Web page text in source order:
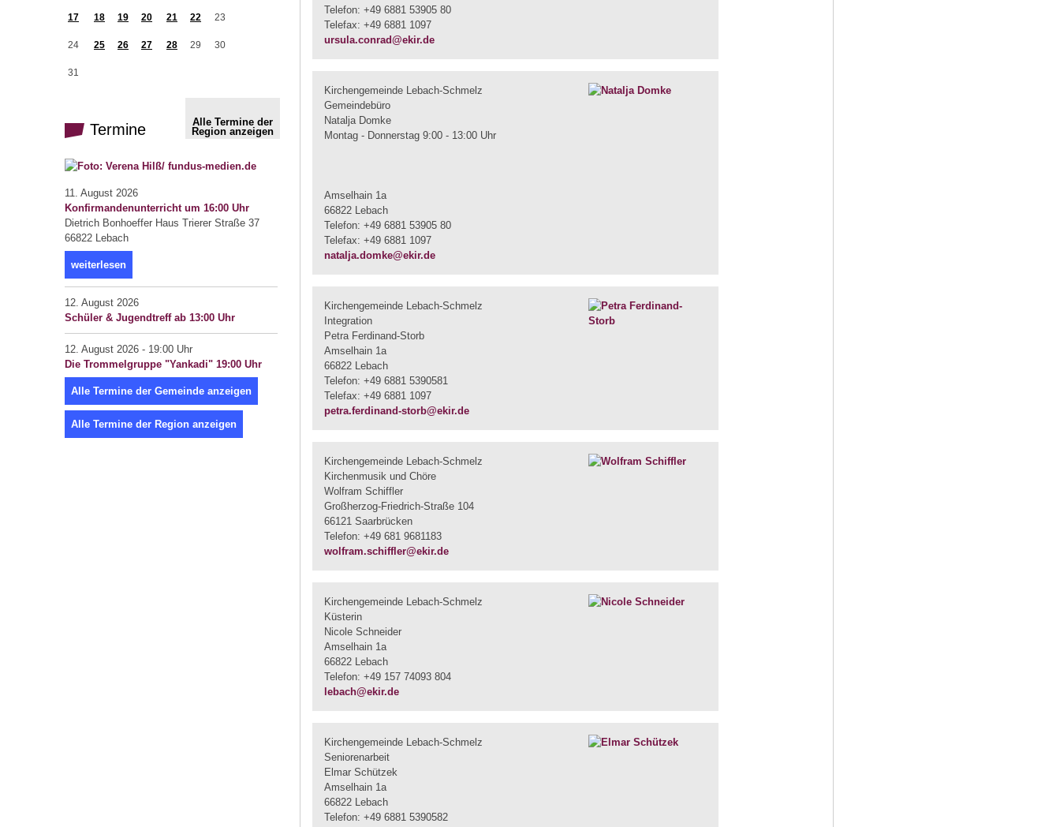
17 18 19 20 21 22 23
24 25 26 27 28 29 30
31
Termine
Alle Termine der
Region anzeigen
11. August 2026
Konfirmandenunterricht um 16:00 Uhr
Dietrich Bonhoeffer Haus Trierer Straße 37
66822 Lebach
weiterlesen
12. August 2026
Schüler & Jugendtreff ab 13:00 Uhr
12. August 2026 - 19:00 Uhr
Die Trommelgruppe "Yankadi" 19:00 Uhr
Alle Termine der Gemeinde anzeigen
Alle Termine der Region anzeigen
Telefon: +49 6881 53905 80
Telefax: +49 6881 1097
ursula.conrad@ekir.de
Kirchengemeinde Lebach-Schmelz
Gemeindebüro
Natalja Domke
Montag - Donnerstag 9:00 - 13:00 Uhr
Amselhain 1a
66822 Lebach
Telefon: +49 6881 53905 80
Telefax: +49 6881 1097
natalja.domke@ekir.de
Kirchengemeinde Lebach-Schmelz
Integration
Petra Ferdinand-Storb
Amselhain 1a
66822 Lebach
Telefon: +49 6881 5390581
Telefax: +49 6881 1097
petra.ferdinand-storb@ekir.de
Kirchengemeinde Lebach-Schmelz
Kirchenmusik und Chöre
Wolfram Schiffler
Großherzog-Friedrich-Straße 104
66121 Saarbrücken
Telefon: +49 681 9681183
wolfram.schiffler@ekir.de
Kirchengemeinde Lebach-Schmelz
Küsterin
Nicole Schneider
Amselhain 1a
66822 Lebach
Telefon: +49 157 74093 804
lebach@ekir.de
Kirchengemeinde Lebach-Schmelz
Seniorenarbeit
Elmar Schützek
Amselhain 1a
66822 Lebach
Telefon: +49 6881 5390582